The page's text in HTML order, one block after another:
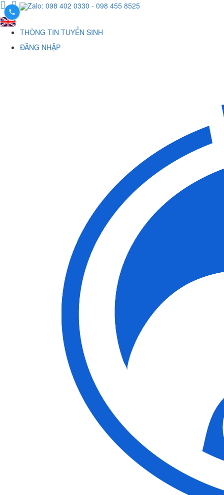
Zalo: 098 402 0330 - 098 455 8525
THÔNG TIN TUYỂN SINH
ĐĂNG NHẬP